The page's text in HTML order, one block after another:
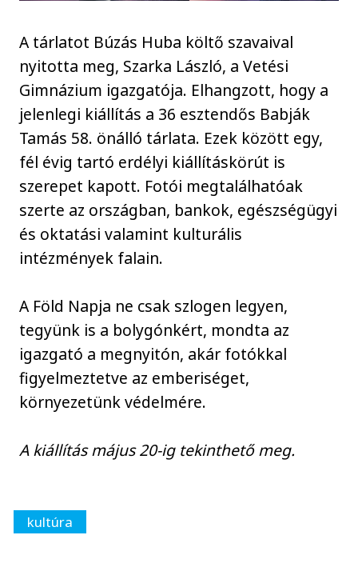
A tárlatot Búzás Huba költő szavaival
nyitotta meg, Szarka László, a Vetési
Gimnázium igazgatója. Elhangzott, hogy a
jelenlegi kiállítás a 36 esztendős Babják
Tamás 58. önálló tárlata. Ezek között egy,
fél évig tartó erdélyi kiállításkörút is
szerepet kapott. Fotói megtalálhatóak
szerte az országban, bankok, egészségügyi
és oktatási valamint kulturális
intézmények falain.
A Föld Napja ne csak szlogen legyen,
tegyünk is a bolygónkért, mondta az
igazgató a megnyitón, akár fotókkal
figyelmeztetve az emberiséget,
környezetünk védelmére.
A kiállítás május 20-ig tekinthető meg.
kultúra